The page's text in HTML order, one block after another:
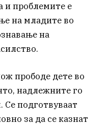
и проблемите е
на младите во
на
прободе дете во
надлежните го
Се подготвуваат
за да се казнат